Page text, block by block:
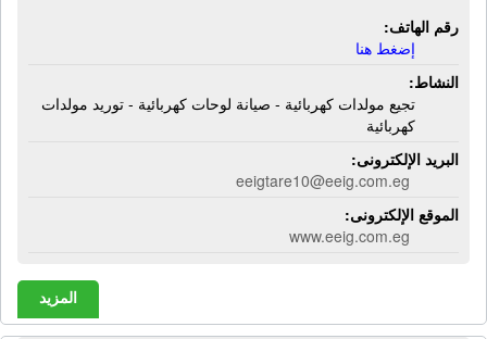
رقم الهاتف:
إضغط هنا
النشاط:
تجيع مولدات كهربائية - صيانة لوحات كهربائية - توريد مولدات
كهربائية
البريد الإلكترونى:
eeigtare10@eeig.com.eg
الموقع الإلكترونى:
www.eeig.com.eg
المزيد